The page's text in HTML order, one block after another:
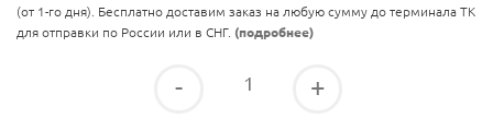
(от 1-го дня). Бесплатно доставим заказ на любую сумму до терминала ТК
для отправки по России или в СНГ. (подробнее)
- +